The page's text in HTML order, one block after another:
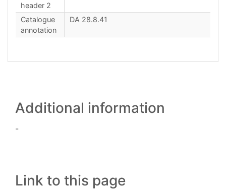
header 2
Catalogue
annotation
DA 28.8.41
Additional information
-
Link to this page